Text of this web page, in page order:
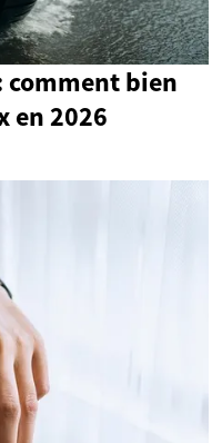
comment bien
en 2026